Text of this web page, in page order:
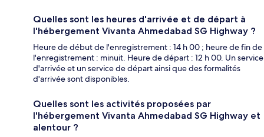
Quelles sont les heures d'arrivée et de départ à
l'hébergement Vivanta Ahmedabad SG Highway ?
Heure de début de l'enregistrement : 14 h 00 ; heure de fin de
l'enregistrement : minuit. Heure de départ : 12 h 00. Un service
d'arrivée et un service de départ ainsi que des formalités
d'arrivée sont disponibles.
Quelles sont les activités proposées par
l'hébergement Vivanta Ahmedabad SG Highway et
alentour ?